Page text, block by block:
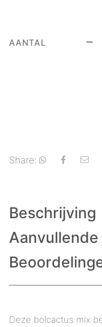
AANTAL
Share:
Beschrijving
Deze bolcactus mix